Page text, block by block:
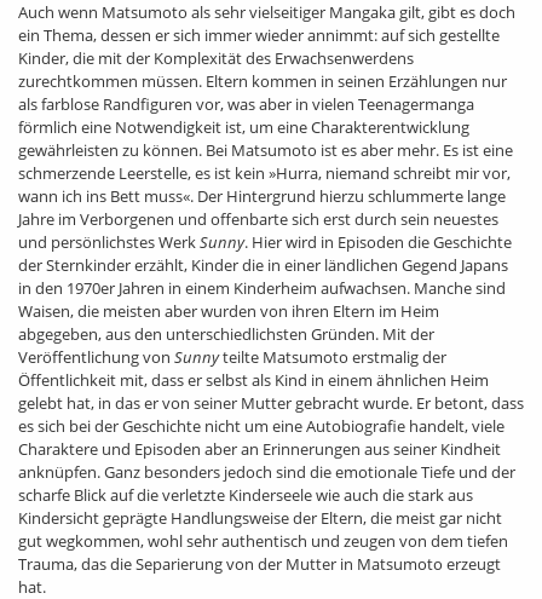
Auch wenn Matsumoto als sehr vielseitiger Mangaka gilt, gibt es doch
ein Thema, dessen er sich immer wieder annimmt: auf sich gestellte
Kinder, die mit der Komplexität des Erwachsenwerdens
zurechtkommen müssen. Eltern kommen in seinen Erzählungen nur
als farblose Randfiguren vor, was aber in vielen Teenagermanga
förmlich eine Notwendigkeit ist, um eine Charakterentwicklung
gewährleisten zu können. Bei Matsumoto ist es aber mehr. Es ist eine
schmerzende Leerstelle, es ist kein »Hurra, niemand schreibt mir vor,
wann ich ins Bett muss«. Der Hintergrund hierzu schlummerte lange
Jahre im Verborgenen und offenbarte sich erst durch sein neuestes
und persönlichstes WerkSunny. Hier wird in Episoden die Geschichte
der Sternkinder erzählt, Kinder die in einer ländlichen Gegend Japans
in den 1970er Jahren in einem Kinderheim aufwachsen. Manche sind
Waisen, die meisten aber wurden von ihren Eltern im Heim
abgegeben, aus den unterschiedlichsten Gründen. Mit der
Veröffentlichung von Sunnyteilte Matsumoto erstmalig der
Öffentlichkeit mit, dass er selbst als Kind in einem ähnlichen Heim
gelebt hat, in das er von seiner Mutter gebracht wurde. Er betont, dass
es sich bei der Geschichte nicht um eine Autobiografie handelt, viele
Charaktere und Episoden aber an Erinnerungen aus seiner Kindheit
anknüpfen. Ganz besonders jedoch sind die emotionale Tiefe und der
scharfe Blick auf die verletzte Kinderseele wie auch die stark aus
Kindersicht geprägte Handlungsweise der Eltern, die meist gar nicht
gut wegkommen, wohl sehr authentisch und zeugen von dem tiefen
Trauma, das die Separierung von der Mutter in Matsumoto erzeugt
hat.